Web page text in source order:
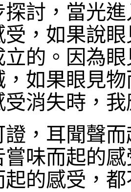
探討，當光
受，如果說
立的。因為
，如果眼見
受消失時，
證，耳聞聲
嘗味而起的
起的感受，